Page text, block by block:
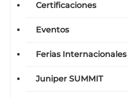
Certificaciones
Eventos
Ferias Internacionales
Juniper SUMMIT